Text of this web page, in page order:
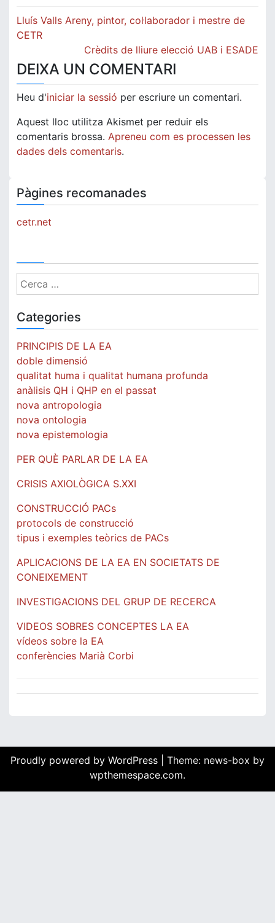
Navegació
d'entrades
Lluís Valls Areny, pintor, col·laborador i mestre de
CETR
Crèdits de lliure elecció UAB i ESADE
DEIXA UN COMENTARI
Heu d'iniciar la sessió per escriure un comentari.
Aquest lloc utilitza Akismet per reduir els
comentaris brossa. Apreneu com es processen les
dades dels comentaris.
Pàgines recomanades
cetr.net
Cerca:
Categories
PRINCIPIS DE LA EA
doble dimensió
qualitat huma i qualitat humana profunda
anàlisis QH i QHP en el passat
nova antropologia
nova ontologia
nova epistemologia
PER QUÈ PARLAR DE LA EA
CRISIS AXIOLÒGICA S.XXI
CONSTRUCCIÓ PACs
protocols de construcció
tipus i exemples teòrics de PACs
APLICACIONS DE LA EA EN SOCIETATS DE
CONEIXEMENT
INVESTIGACIONS DEL GRUP DE RECERCA
VIDEOS SOBRES CONCEPTES LA EA
vídeos sobre la EA
conferències Marià Corbi
Proudly powered by WordPress
Theme: news-box by
wpthemespace.com.